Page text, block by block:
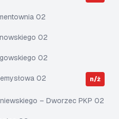
02
02
02
02 n/ż
– Dworzec PKP 02